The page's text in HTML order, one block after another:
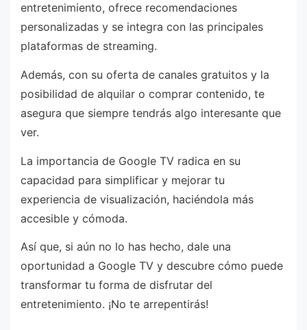
entretenimiento, ofrece recomendaciones
personalizadas y se integra con las principales
plataformas de streaming.
Además, con su oferta de canales gratuitos y la
posibilidad de alquilar o comprar contenido, te
asegura que siempre tendrás algo interesante que
ver.
La importancia de Google TV radica en su
capacidad para simplificar y mejorar tu
experiencia de visualización, haciéndola más
accesible y cómoda.
Así que, si aún no lo has hecho, dale una
oportunidad a Google TV y descubre cómo puede
transformar tu forma de disfrutar del
entretenimiento. ¡No te arrepentirás!